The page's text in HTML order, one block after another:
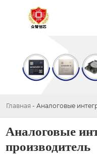
Главная - Аналоговые
Аналоговые
производитель